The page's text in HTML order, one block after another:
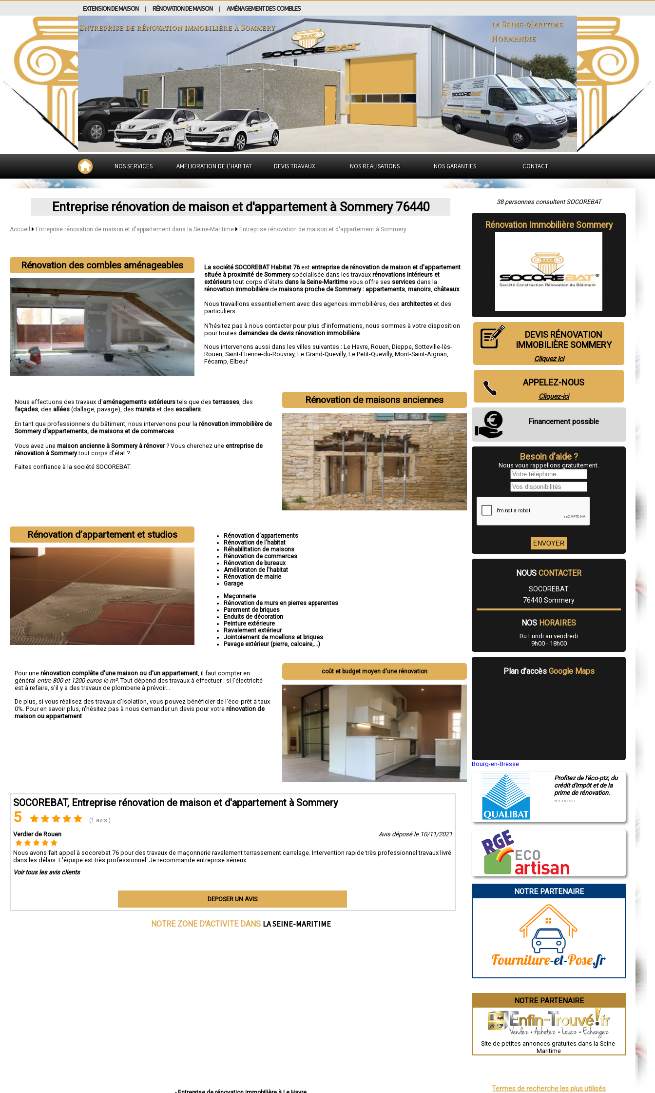
EXTENSION DE MAISON RÉNOVATION DE MAISON AMÉNAGEMENT DES COMBLES
Entreprise de rénovation immobilière àSommery
la Seine-Maritime
Normandie
NOS SERVICES AMELIORATION DE L'HABITAT DEVIS TRAVAUX NOS REALISATIONS NOS GARANTIES CONTACT
Entreprise rénovation de maison et d'appartement à Sommery 76440
Accueil Entreprise rénovation de maison et d'appartement dans la Seine-Maritime Entreprise rénovation de maison et d'appartement à Sommery
Rénovation des combles aménageables La société SOCOREBAT Habitat 76estentreprise de rénovation de maison et d'appartement
située à proximité de Sommery spécialisée dans les travauxrénovations intérieurs et
extérieurstout corps d'états dans la Seine-Maritimevous offre ses services dans la
rénovation immobilière demaisons proche de Sommery : appartements ,manoirs ,châteaux.
Nous travaillons essentiellement avec des agences immobilières, des architectes et des
particuliers.
N'hésitez pas à nous contacter pour plus d'informations, nous sommes à votre disposition
pour toutesdemandes de devis rénovation immobilière
Nous intervenons aussi dans les villes suivantes :Le Havre ,Rouen ,Dieppe ,Sotteville-lès-
Rouen ,Saint-Étienne-du-Rouvray,Le Grand-Quevilly,Le Petit-Quevilly,Mont-Saint-Aignan
Fécamp ,Elbeuf
Rénovation de maisons anciennes
Nous effectuons des travaux d'aménagements extérieurstels que desterrasses , des
façades , des allées (dallage, pavage), des murets et des escaliers
En tant que professionnels du bâtiment, nous intervenons pour la rénovation immobilière de
Sommery d'appartements, de maisons et de commerces
Vous avez une maison ancienne à Sommery à rénover? Vous cherchez une entreprise de
rénovation à Sommerytout corps d'état ?
Faites confiance à la société SOCOREBAT.
Rénovation d’appartement et studios
Rénovation d'appartements
Rénovation de l'habitat
Réhabilitation de maisons
Rénovation de commerces
Rénovation de bureaux
Amélioraton de l'habitat
Rénovation de mairie
Garage
Maçonnerie
Rénovation de murs en pierres apparentes
Parement de briques
Enduits de décoration
Peinture extérieure
Ravalement extérieur
Jointoiement de moellons et briques
Pavage extérieur (pierre, calcaire,...)
coût et budget moyen d'une rénovation
Pour une rénovation complête d'une maison ou d'un appartement , il faut compter en
général entre 800 et 1200 euros le m². Tout dépend des travaux à effectuer : si l'électricité
est à refaire, s'il y a des travaux de plomberie à prévoir...
De plus, si vous réalisez des travaux d'isolation, vous pouvez bénéficier de l'éco-prêt à taux
0%. Pour en savoir plus, n'hésitez pas à nous demander un devis pour votre rénovation de
maison ou appartement
SOCOREBAT, Entreprise rénovation de maison et d'appartement à Sommery
5 (1 avis )
Verdier de Rouen Avis déposé le 10/11/2021
Nous avons fait appel à socorebat 76 pour des travaux de maçonnerie ravalement terrassement carrelage. Intervention rapide très professionnel travaux livré
dans les délais. L'équipe est très professionnel. Je recommande entreprise sérieux
Voir tous les avis clients
DEPOSER UN AVIS
NOTRE ZONE D'ACTIVITE DANS LA SEINE-MARITIME
38 personnes consultent SOCOREBAT
Rénovation Immobilière Sommery
DEVIS RÉNOVATION
IMMOBILIÈRE SOMMERY
Cliquez ici
APPELEZ-NOUS
Cliquez-ici
Financement possible
Besoin d'aide ?
Nous vous rappellons gratuitement.
NOUS CONTACTER
SOCOREBAT
76440 Sommery
NOS HORAIRES
Du Lundi au vendredi
9h00 - 18h00
Plan d'accès Google Maps
Bourg-en-Bresse
Montluçon
Manosque
Gap
Charleville-Mézières
Pamiers
Narbonne
Rodez
Marseille
Caen
Angoulême
La Rochelle
Brive-la-Gaillarde
Chartres
Toulouse
Châteauroux
Grenoble
Mont-de-Marsan
Saint-Étienne
Profitez de l'éco-ptz, du
crédit d'impôt et de la
prime de rénovation.
N°E157671
NOTRE PARTENAIRE
NOTRE PARTENAIRE
Site de petites annonces gratuites dans la Seine-
Maritime
Termes de recherche les plus utilisés